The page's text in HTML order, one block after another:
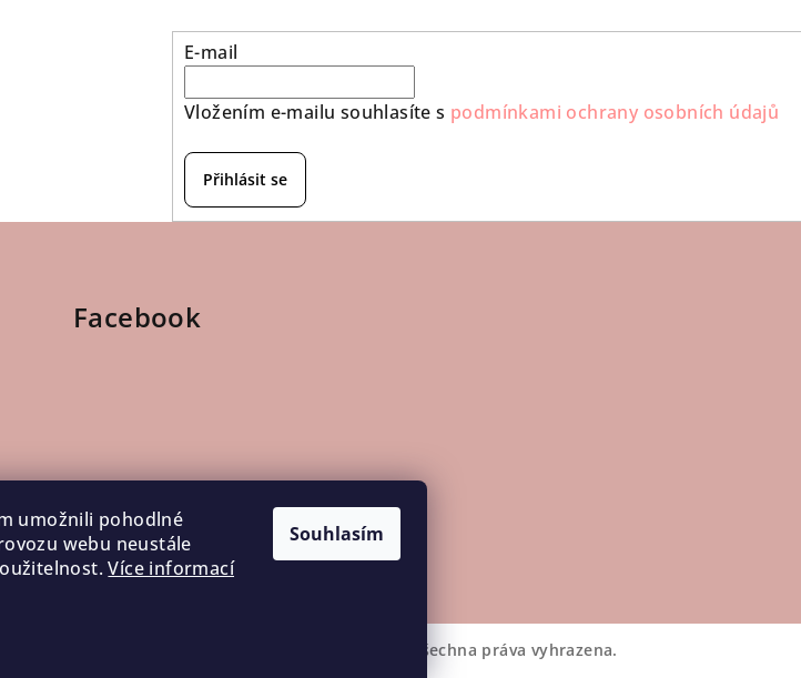
umožnili pohodlné
webu neustále
Více informací
Souhlasím
E-mail
Vložením e-mailu souhlasíte s podmínkami ochrany osobních údajů
Přihlásit se
Facebook
. Všechna práva vyhrazena.